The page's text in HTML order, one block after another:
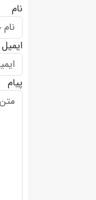
نام
ایمیل
پیام